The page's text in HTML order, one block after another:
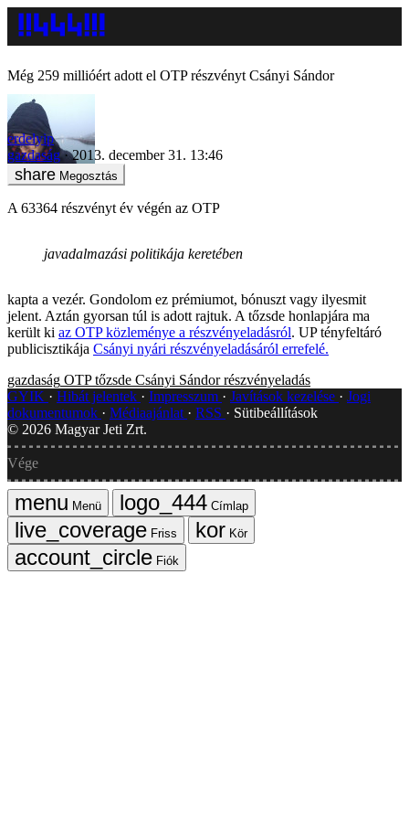
Még 259 millióért adott el OTP részvényt Csányi Sándor
erdelyip
gazdaság
2013. december 31. 13:46
Megosztás
A 63364 részvényt év végén az OTP
javadalmazási politikája keretében
kapta a vezér. Gondolom ez prémiumot, bónuszt vagy ilyesmit
jelent. Aztán gyorsan túl is adott rajtuk. A tőzsde honlapjára ma
került ki az OTP közleménye a részvényeladásról. UP tényfeltáró
publicisztikája Csányi nyári részvényeladásáról errefelé.
gazdaság OTP tőzsde Csányi Sándor részvényeladás
GYIK
Hibát jelentek Impresszum Javítások kezelése
Jogi
dokumentumok
Médiaajánlat RSS
Sütibeállítások
© 2026 Magyar Jeti Zrt.
Vége
Menü
Címlap
Friss
Kör
Fiók